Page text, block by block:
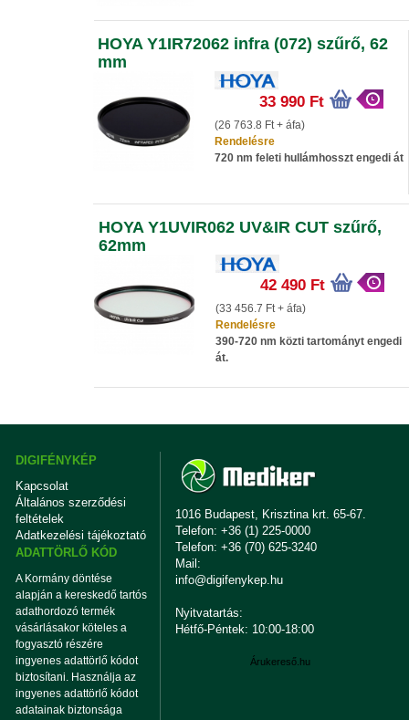
HOYA Y1IR72062 infra (072) szűrő, 62
mm
33 990 Ft
(26 763.8 Ft + áfa)
Rendelésre
720 nm feleti hullámhosszt engedi át
HOYA Y1UVIR062 UV&IR CUT szűrő,
62mm
42 490 Ft
(33 456.7 Ft + áfa)
Rendelésre
390-720 nm közti tartományt engedi
át.
DIGIFÉNYKÉP
Kapcsolat
Általános szerződési
feltételek
Adatkezelési tájékoztató
ADATTÖRLŐ KÓD
A Kormány döntése
alapján a kereskedő tartós
adathordozó termék
vásárlásakor köteles a
fogyasztó részére
ingyenes adattörlő kódot
biztosítani. Használja az
ingyenes adattörlő kódot
adatainak biztonsága
1016 Budapest, Krisztina krt. 65-67.
Telefon: +36 (1) 225-0000
Telefon: +36 (70) 625-3240
Mail:
info@digifenykep.hu
Nyitvatartás:
Hétfő-Péntek: 10:00-18:00
Árukereső.hu